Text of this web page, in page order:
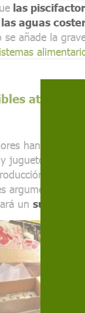
las
aguas
se añade la
han
y juguetonas, los
argumentan
un